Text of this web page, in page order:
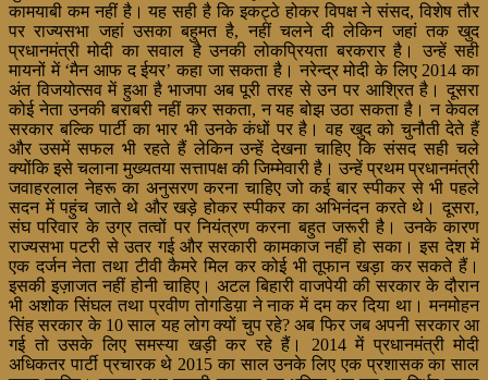
कामयाबी कम नहीं है। यह सही है कि इकट्ठे होकर विपक्ष ने संसद, विशेष तौर
पर राज्यसभा जहां उसका बहुमत है, नहीं चलने दी लेकिन जहां तक खुद
प्रधानमंत्री मोदी का सवाल है उनकी लोकप्रियता बरकरार है। उन्हें सही
मायनों में ‘मैन आफ द ईयर’ कहा जा सकता है। नरेन्द्र मोदी के लिए 2014 का
अंत विजयोत्सव में हुआ है भाजपा अब पूरी तरह से उन पर आश्रित है। दूसरा
कोई नेता उनकी बराबरी नहीं कर सकता, न यह बोझ उठा सकता है। न केवल
सरकार बल्कि पार्टी का भार भी उनके कंधों पर है। वह खुद को चुनौती देते हैं
और उसमें सफल भी रहते हैं लेकिन उन्हें देखना चाहिए कि संसद सही चले
क्योंकि इसे चलाना मुख्यतया सत्तापक्ष की जिम्मेवारी है। उन्हें प्रथम प्रधानमंत्री
जवाहरलाल नेहरू का अनुसरण करना चाहिए जो कई बार स्पीकर से भी पहले
सदन में पहुंच जाते थे और खड़े होकर स्पीकर का अभिनंदन करते थे। दूसरा,
संघ परिवार के उग्र तत्वों पर नियंत्रण करना बहुत जरूरी है। उनके कारण
राज्यसभा पटरी से उतर गई और सरकारी कामकाज नहीं हो सका। इस देश में
एक दर्जन नेता तथा टीवी कैमरे मिल कर कोई भी तूफान खड़ा कर सकते हैं।
इसकी इज़ाजत नहीं होनी चाहिए। अटल बिहारी वाजपेयी की सरकार के दौरान
भी अशोक सिंघल तथा प्रवीण तोगडिय़ा ने नाक में दम कर दिया था। मनमोहन
सिंह सरकार के 10 साल यह लोग क्यों चुप रहे? अब फिर जब अपनी सरकार आ
गई तो उसके लिए समस्या खड़ी कर रहे हैं। 2014 में प्रधानमंत्री मोदी
अधिकतर पार्टी प्रचारक थे 2015 का साल उनके लिए एक प्रशासक का साल